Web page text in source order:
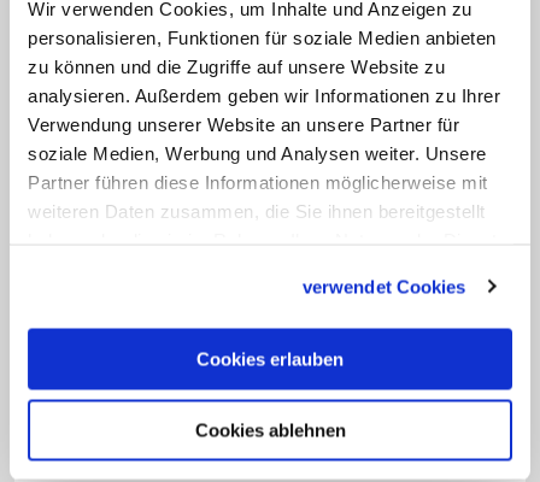
Wir verwenden Cookies, um Inhalte und Anzeigen zu
personalisieren, Funktionen für soziale Medien anbieten
zu können und die Zugriffe auf unsere Website zu
analysieren. Außerdem geben wir Informationen zu Ihrer
Verwendung unserer Website an unsere Partner für
soziale Medien, Werbung und Analysen weiter. Unsere
Partner führen diese Informationen möglicherweise mit
weiteren Daten zusammen, die Sie ihnen bereitgestellt
verwendet Cookies
Cookies erlauben
Cookies ablehnen
verschlossenen Türen voranzubringen.
Denn Anti-Gender-Aktivismus und
Aktivismus gegen LGBTQ-Themen und
Personen habe viel mehr
Mobilisierungspotential und rufe letztlich
keinen großen Widerstand hervor –
antimuslimischem Rassismus und
Flüchtlingsfeindlichkeit der Fall sein
könne. Und dennoch arbeite man auch
an diesen Themen mit religiösen
Argumenten, indem auf das sogenannte
"christliche Abendland" verwiesen wird.